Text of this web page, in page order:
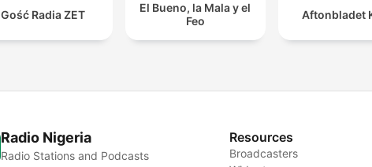
Gość Radia ZET
El Bueno, la Mala y el
Feo
Aftonbladet
Radio Nigeria
Radio Stations and Podcasts
Resources
Broadcasters